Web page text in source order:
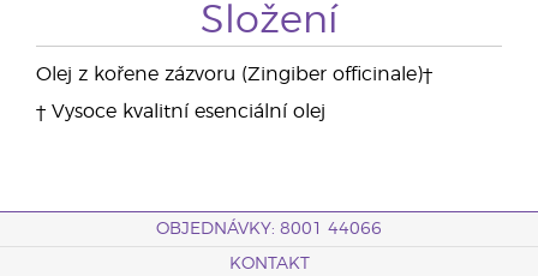
Složení
Olej z kořene zázvoru (Zingiber officinale)†
† Vysoce kvalitní esenciální olej
OBJEDNÁVKY: 8001 44066
KONTAKT